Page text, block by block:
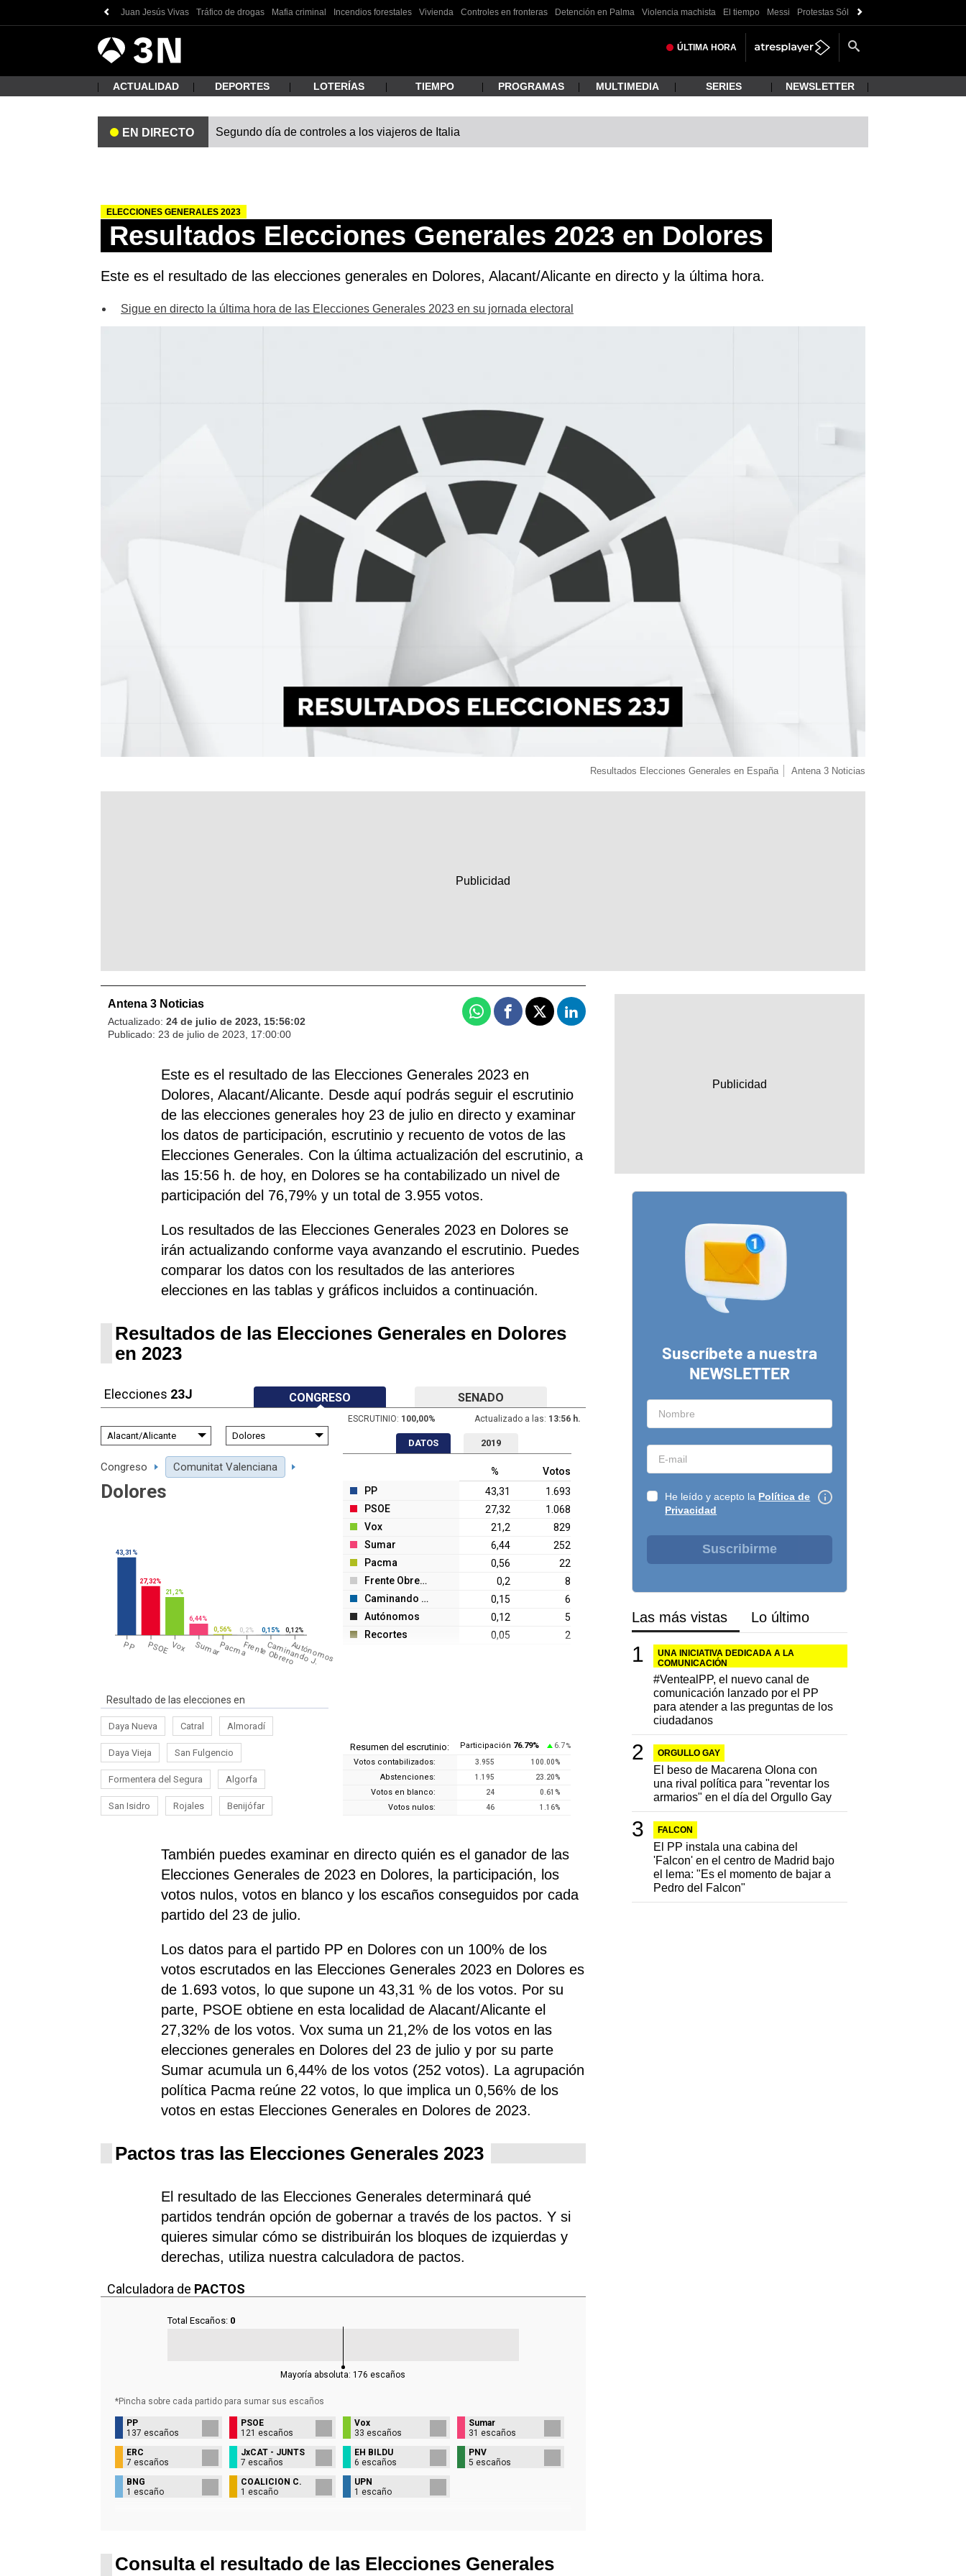
Juan Jesús Vivas Tráfico de drogas Mafia criminal Incendios forestales Vivienda Controles en fronteras Detención en Palma Violencia machista El tiempo Messi Protestas Sóller
3
Noticias ÚLTIMA HORA
Buscar
ACTUALIDAD DEPORTES LOTERÍAS TIEMPO PROGRAMAS MULTIMEDIA SERIES NEWSLETTER
EN DIRECTO Segundo día de controles a los viajeros de Italia
ELECCIONES GENERALES 2023
Resultados Elecciones Generales 2023 en Dolores
Este es el resultado de las elecciones generales en Dolores, Alacant/Alicante en directo y la última hora.
Sigue en directo la última hora de las Elecciones Generales 2023 en su jornada electoral
Resultados Elecciones Generales en España Antena 3 Noticias
Antena 3 Noticias
Actualizado: 24 de julio de 2023, 15:56:02
Publicado: 23 de julio de 2023, 17:00:00
WhatsappFacebook
X Linkedin
Este es el resultado de las Elecciones Generales 2023 en
Dolores, Alacant/Alicante. Desde aquí podrás seguir el escrutinio
de las elecciones generales hoy 23 de julio en directo y examinar
los datos de participación, escrutinio y recuento de votos de las
Elecciones Generales. Con la última actualización del escrutinio, a
las 15:56 h. de hoy, en Dolores se ha contabilizado un nivel de
participación del 76,79% y un total de 3.955 votos.
Los resultados de las Elecciones Generales 2023 en Dolores se
irán actualizando conforme vaya avanzando el escrutinio. Puedes
comparar los datos con los resultados de las anteriores
elecciones en las tablas y gráficos incluidos a continuación.
Resultados de las Elecciones Generales en Dolores
en 2023
Elecciones 23J CONGRESO SENADO
ESCRUTINIO: 100,00% Actualizado a las: 13:56 h.
Congreso Comunitat Valenciana
Dolores
PP PSOE Vox SumarPacmaFrente Obrero
Caminando J.
Autónomos
43,31%
27,32%
21,2%
6,44%
0,56%
0,2% 0,15% 0,12%
Resultado de las elecciones en
Daya Nueva Catral Almoradí
Daya Vieja San Fulgencio
Formentera del Segura Algorfa
San Isidro Rojales Benijófar
DATOS 2019
%
Votos
PP
43,31
1.693
PSOE
27,32
1.068
Vox
21,2
829
Sumar
6,44
252
Pacma
0,56
22
Frente Obrero
0,2
8
Caminando J.
0,15
6
Autónomos
0,12
5
Recortes
0,05 2
Resumen del escrutinio: Participación 76.79% 6.7 %
Votos contabilizados: 3.955 100.00%
Abstenciones: 1.195 23.20%
Votos en blanco: 24 0.61 %
Votos nulos: 46 1.16%
También puedes examinar en directo quién es el ganador de las
Elecciones Generales de 2023 en Dolores, la participación, los
votos nulos, votos en blanco y los escaños conseguidos por cada
partido del 23 de julio.
Los datos para el partido PP en Dolores con un 100% de los
votos escrutados en las Elecciones Generales 2023 en Dolores es
de 1.693 votos, lo que supone un 43,31 % de los votos. Por su
parte, PSOEobtiene en esta localidad de Alacant/Alicante el
27,32% de los votos. Voxsuma un 21,2% de los votos en las
elecciones generales en Dolores del 23 de julio y por su parte
Sumaracumula un 6,44% de los votos (252 votos). La agrupación
política Pacma reúne 22 votos, lo que implica un 0,56% de los
votos en estas Elecciones Generales en Dolores de 2023.
Pactos tras las Elecciones Generales 2023
El resultado de las Elecciones Generales determinará qué
partidos tendrán opción de gobernar a través de los pactos. Y si
quieres simular cómo se distribuirán los bloques de izquierdas y
derechas, utiliza nuestra calculadora de pactos.
Calculadora de PACTOS
Total Escaños: 0
Mayoría absoluta:176 escaños
*Pincha sobre cada partido para sumar sus escaños
PP
137 escaños
PSOE
121 escaños
Vox
33 escaños
Sumar
31 escaños
ERC
7 escaños
JxCAT - JUNTS
7 escaños
EH BILDU
6 escaños
PNV
5 escaños
BNG
1 escaño
COALICIÓN C.
1 escaño
UPN
1 escaño
Consulta el resultado de las Elecciones Generales
Suscríbete a nuestra
NEWSLETTER
He leído y acepto la Política de
Privacidad
Suscribirme
Las más vistas Lo último
UNA INICIATIVA DEDICADA A LA
COMUNICACIÓN
#VentealPP, el nuevo canal de
comunicación lanzado por el PP
para atender a las preguntas de los
ciudadanos
ORGULLO GAY
El beso de Macarena Olona con
una rival política para "reventar los
armarios" en el día del Orgullo Gay
FALCON
El PP instala una cabina del
'Falcon' en el centro de Madrid bajo
el lema: "Es el momento de bajar a
Pedro del Falcon"